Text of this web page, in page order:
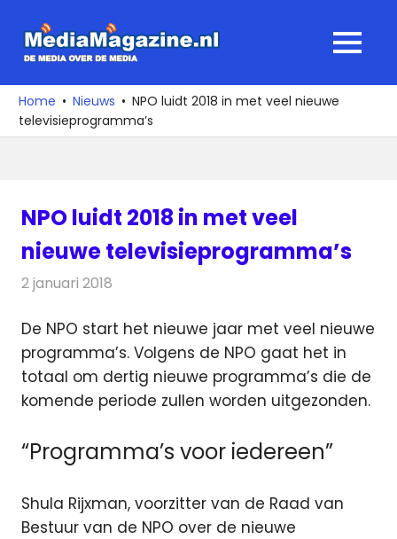
naar
media
over
de
MENU
Home Nieuws
NPO luidt 2018 in met veel nieuwe
televisieprogramma’s
NPO luidt 2018 in met veel
nieuwe televisieprogramma’s
2 januari 2018
De NPO start het nieuwe jaar met veel nieuwe
programma’s. Volgens de NPO gaat het in
totaal om dertig nieuwe programma’s die de
komende periode zullen worden uitgezonden.
“Programma’s voor iedereen”
Shula Rijxman, voorzitter van de Raad van
Bestuur van de NPO over de nieuwe